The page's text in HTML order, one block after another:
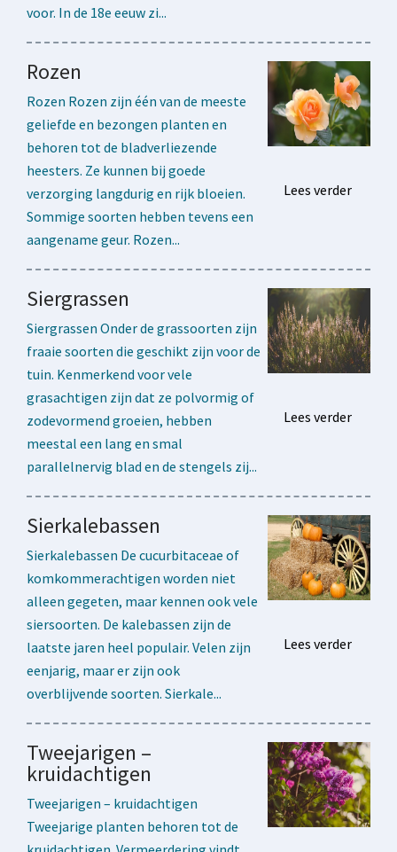
voor. In de 18e eeuw zi...
Rozen
Rozen Rozen zijn één van de meeste
geliefde en bezongen planten en
behoren tot de bladverliezende
heesters. Ze kunnen bij goede
verzorging langdurig en rijk bloeien.
Sommige soorten hebben tevens een
aangename geur. Rozen...
Lees verder
Siergrassen
Siergrassen Onder de grassoorten zijn
fraaie soorten die geschikt zijn voor de
tuin. Kenmerkend voor vele
grasachtigen zijn dat ze polvormig of
zodevormend groeien, hebben
meestal een lang en smal
parallelnervig blad en de stengels zij...
Lees verder
Sierkalebassen
Sierkalebassen De cucurbitaceae of
komkommerachtigen worden niet
alleen gegeten, maar kennen ook vele
siersoorten. De kalebassen zijn de
laatste jaren heel populair. Velen zijn
eenjarig, maar er zijn ook
overblijvende soorten. Sierkale...
Lees verder
Tweejarigen –
kruidachtigen
Tweejarigen – kruidachtigen
Tweejarige planten behoren tot de